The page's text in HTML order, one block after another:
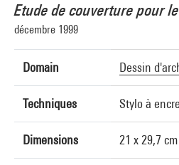
Etude de couverture pour
décembre 1999
Domain Dessin
Techniques Stylo à
Dimensions 21 x 29,7 cm
Image presentation :GrandPalaisRmnPhoto